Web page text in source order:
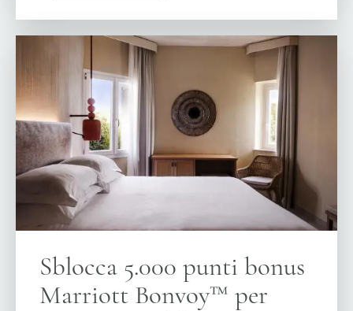
Sblocca 5.000 punti bonus
Marriott Bonvoy™ per